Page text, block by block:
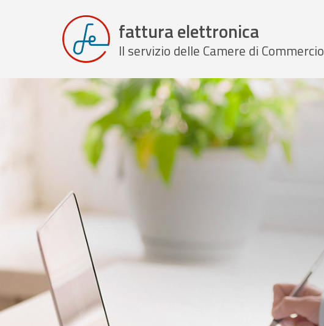
fattura elettronica
Il servizio delle Camere di Commercio